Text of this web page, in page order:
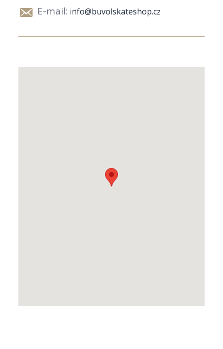
E-mail: info@buvolskateshop.cz